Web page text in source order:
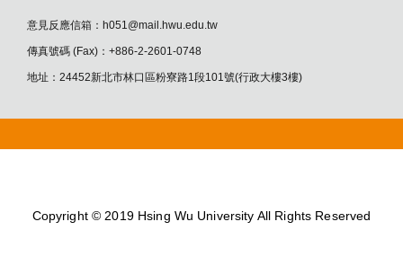
意見反應信箱：h051@mail.hwu.edu.tw
傳真號碼 (Fax)：+886-2-2601-0748
地址：24452新北市林口區粉寮路1段101號(行政大樓3樓)
Copyright © 2019 Hsing Wu University All Rights Reserved